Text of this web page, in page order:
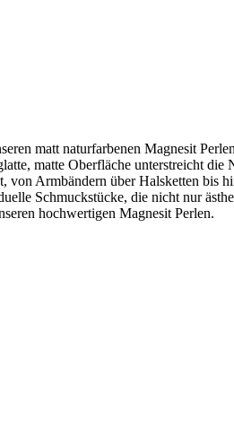
matt naturfarbenen Magnesit
matte Oberfläche unterstreicht
von Armbändern über Halsketten
Schmuckstücke, die nicht nur
hochwertigen Magnesit Perlen.